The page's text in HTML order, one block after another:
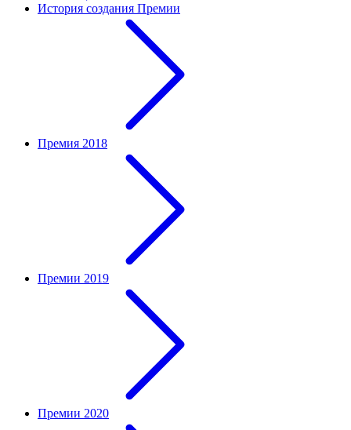
История создания Премии
Премия 2018
Премии 2019
Премии 2020